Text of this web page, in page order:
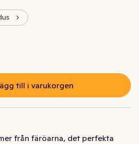
kr
till i varukorgen
från färöarna, det perfekta